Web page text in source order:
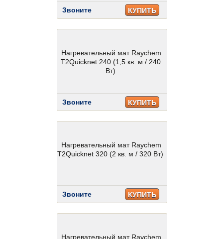
Звоните КУПИТЬ
Нагревательный мат Raychem
T2Quicknet 240 (1,5 кв. м / 240
Вт)
Звоните КУПИТЬ
Нагревательный мат Raychem
T2Quicknet 320 (2 кв. м / 320 Вт)
Звоните КУПИТЬ
Нагревательный мат Raychem